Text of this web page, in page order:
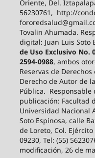
Oriente, Del.
56230761, http://
Tovalin Ahumada.
digital: Juan Luis Soto
de Uso Exclusivo No.
2594-0988, ambos
Reservas de
Derecho de Autor de
Pública. Responsable
publicación: Facultad
Universidad Nacional
Soto Espinosa, calle
de Loreto, Col.
09230, Tel: (55)
modificación, 26 de